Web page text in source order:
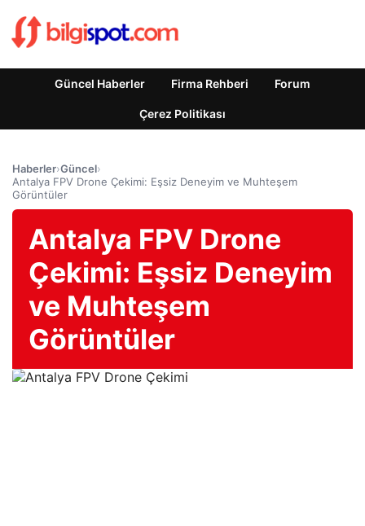
Güncel Haberler Firma Rehberi Forum
Çerez Politikası
Haberler›Güncel›
Antalya FPV Drone Çekimi: Eşsiz Deneyim ve Muhteşem
Görüntüler
Antalya FPV Drone
Çekimi: Eşsiz Deneyim
ve Muhteşem
Görüntüler